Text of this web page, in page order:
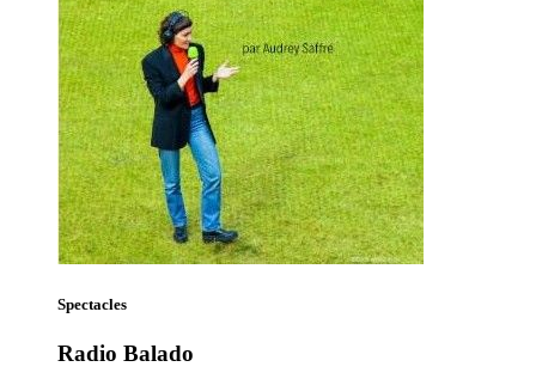
Spectacles
Radio Balado